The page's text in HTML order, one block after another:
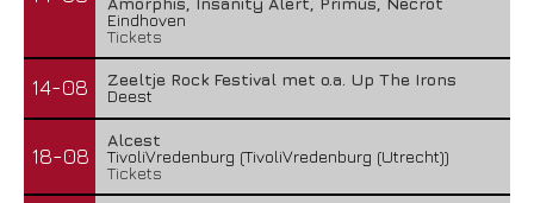
Eindhoven
Tickets
14-08
Zeeltje Rock Festival met o.a. Up The Irons
Deest
18-08
Alcest
TivoliVredenburg (TivoliVredenburg (Utrecht))
Tickets